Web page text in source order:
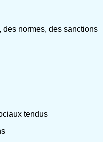
des normes, des sanctions
tendus